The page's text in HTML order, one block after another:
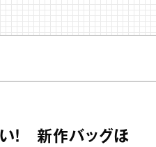
！ 新作バッグほ